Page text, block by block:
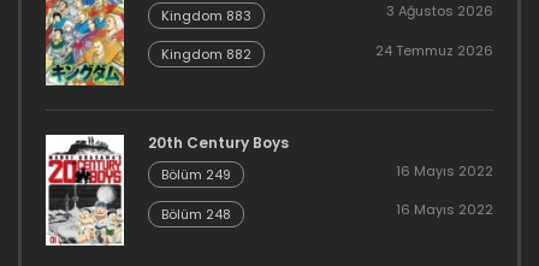
Kingdom 883 3 Ağustos 2026
Kingdom 882 24 Temmuz 2026
20th Century Boys
Bölüm 249 16 Mayıs 2022
Bölüm 248 16 Mayıs 2022